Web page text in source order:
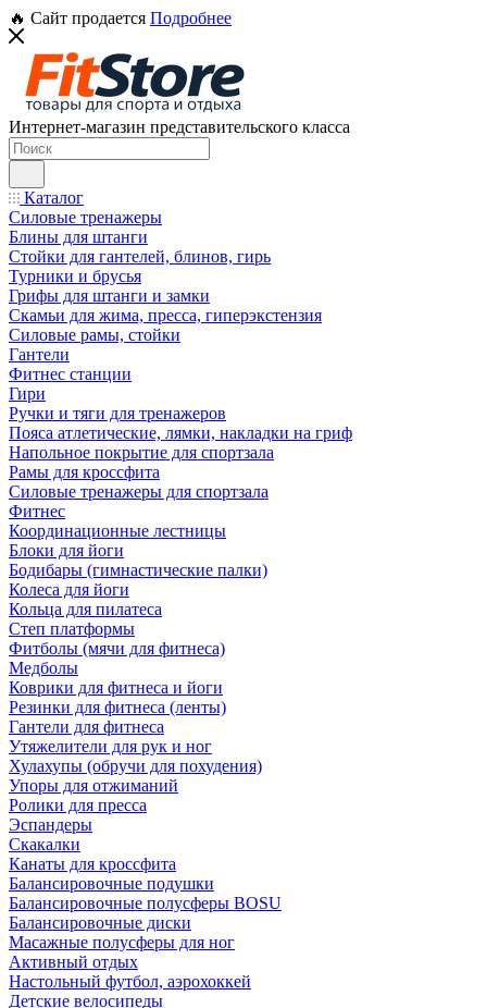
🔥 Сайт продается Подробнее
Интернет-магазин представительского класса
Каталог
Силовые тренажеры
Блины для штанги
Стойки для гантелей, блинов, гирь
Турники и брусья
Грифы для штанги и замки
Скамьи для жима, пресса, гиперэкстензия
Силовые рамы, стойки
Гантели
Фитнес станции
Гири
Ручки и тяги для тренажеров
Пояса атлетические, лямки, накладки на гриф
Напольное покрытие для спортзала
Рамы для кроссфита
Силовые тренажеры для спортзала
Фитнес
Координационные лестницы
Блоки для йоги
Бодибары (гимнастические палки)
Колеса для йоги
Кольца для пилатеса
Степ платформы
Фитболы (мячи для фитнеса)
Медболы
Коврики для фитнеса и йоги
Резинки для фитнеса (ленты)
Гантели для фитнеса
Утяжелители для рук и ног
Хулахупы (обручи для похудения)
Упоры для отжиманий
Ролики для пресса
Эспандеры
Скакалки
Канаты для кроссфита
Балансировочные подушки
Балансировочные полусферы BOSU
Балансировочные диски
Масажные полусферы для ног
Активный отдых
Настольный футбол, аэрохоккей
Детские велосипеды